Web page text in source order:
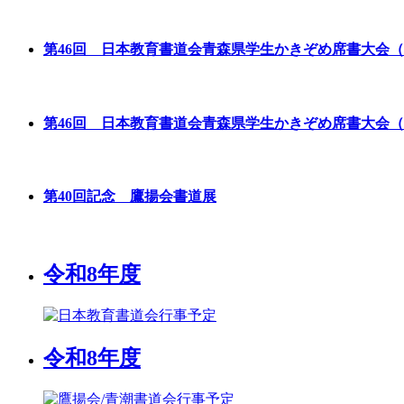
第46回 日本教育書道会青森県学生かきぞめ席書大会（
第46回 日本教育書道会青森県学生かきぞめ席書大会（
第40回記念 鷹揚会書道展
令和8年度
令和8年度